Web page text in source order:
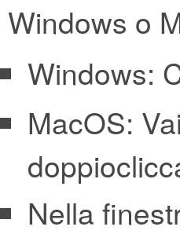
Windows o
Windows:
MacOS:
Nella